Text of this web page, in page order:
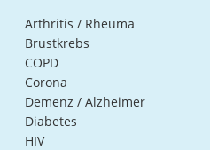
Arthritis / Rheuma
Brustkrebs
COPD
Corona
Demenz / Alzheimer
Diabetes
HIV